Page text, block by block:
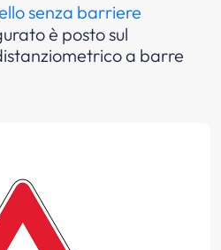
senza barriere
è posto sul
a barre